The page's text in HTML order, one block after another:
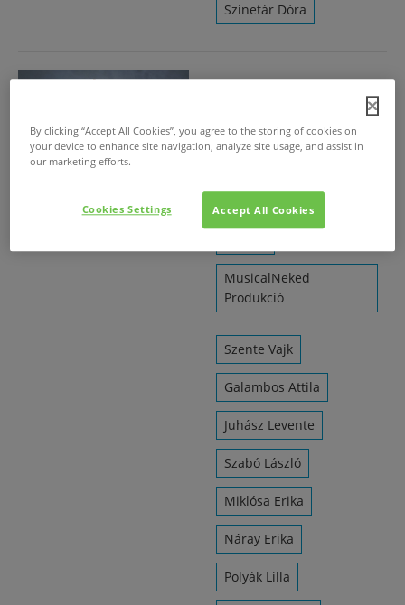
Szinetár Dóra
2022. márc. 7. /
MusicalNeked
Produkció
Szente Vajk
Galambos Attila
Juhász Levente
Szabó László
Miklósa Erika
Náray Erika
Polyák Lilla
By clicking “Accept All Cookies”, you agree to the storing of cookies on
your device to enhance site navigation, analyze site usage, and assist in
our marketing efforts.
Accept All Cookies
Cookies Settings